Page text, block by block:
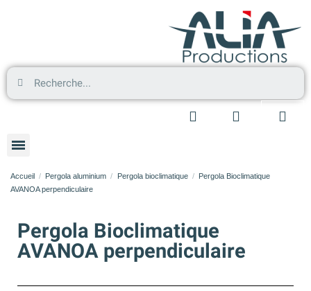
Accueil Pergola aluminium Pergola bioclimatique
Pergola Bioclimatique
AVANOA perpendiculaire
Pergola Bioclimatique
AVANOA perpendiculaire